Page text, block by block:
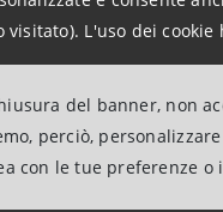
L'uso dei
del banner, non
perciò,
con le tue preferenze o
Europe-London and
prof. John Davis
24 Ore per i temi
associazione di
Italia, Regno Unito,
anni direttore